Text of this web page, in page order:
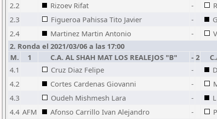
2.2
Rizoev Rifat -
2.3
Figueroa Pahissa Tito Javier -
2.4
Martinez Martin Antonio -
2. Ronda el 2021/03/06 a las 17:00
M.
1 C.A. AL SHAH MAT LOS REALEJOS "B" - 2
4.1
Cruz Diaz Felipe -
4.2
Cortes Cardenas Giovanni -
4.3
Oudeh Mishmesh Lara -
4.4 AFM Afonso Carrillo Ivan Alejandro -